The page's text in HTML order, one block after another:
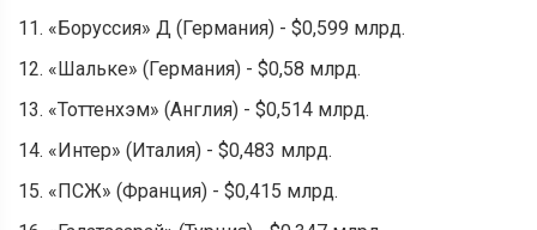
11. «Боруссия» Д (Германия) - $0,599 млрд.
12. «Шальке» (Германия) - $0,58 млрд.
13. «Тоттенхэм» (Англия) - $0,514 млрд.
14. «Интер» (Италия) - $0,483 млрд.
15. «ПСЖ» (Франция) - $0,415 млрд.